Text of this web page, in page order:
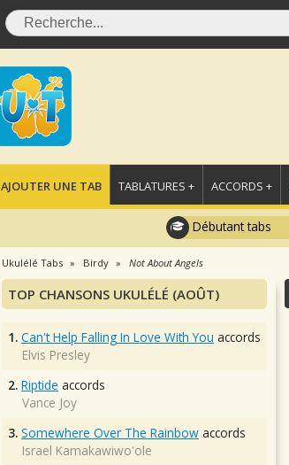
AJOUTER UNE TAB TABLATURES + ACCORDS +
Débutant tabs
Ukulélé Tabs Birdy Not About Angels
TOP CHANSONS UKULÉLÉ (AOÛT)
1. Can't Help Falling In Love With You accords
Elvis Presley
2. Riptide accords
Vance Joy
3. Somewhere Over The Rainbow accords
Israel Kamakawiwo'ole